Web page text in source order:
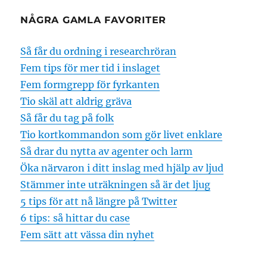
NÅGRA GAMLA FAVORITER
Så får du ordning i researchröran
Fem tips för mer tid i inslaget
Fem formgrepp för fyrkanten
Tio skäl att aldrig gräva
Så får du tag på folk
Tio kortkommandon som gör livet enklare
Så drar du nytta av agenter och larm
Öka närvaron i ditt inslag med hjälp av ljud
Stämmer inte uträkningen så är det ljug
5 tips för att nå längre på Twitter
6 tips: så hittar du case
Fem sätt att vässa din nyhet